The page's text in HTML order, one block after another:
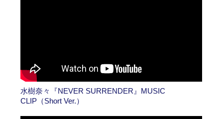
水樹奈々『NEVER SURRENDER』MUSIC
CLIP（Short Ver.）